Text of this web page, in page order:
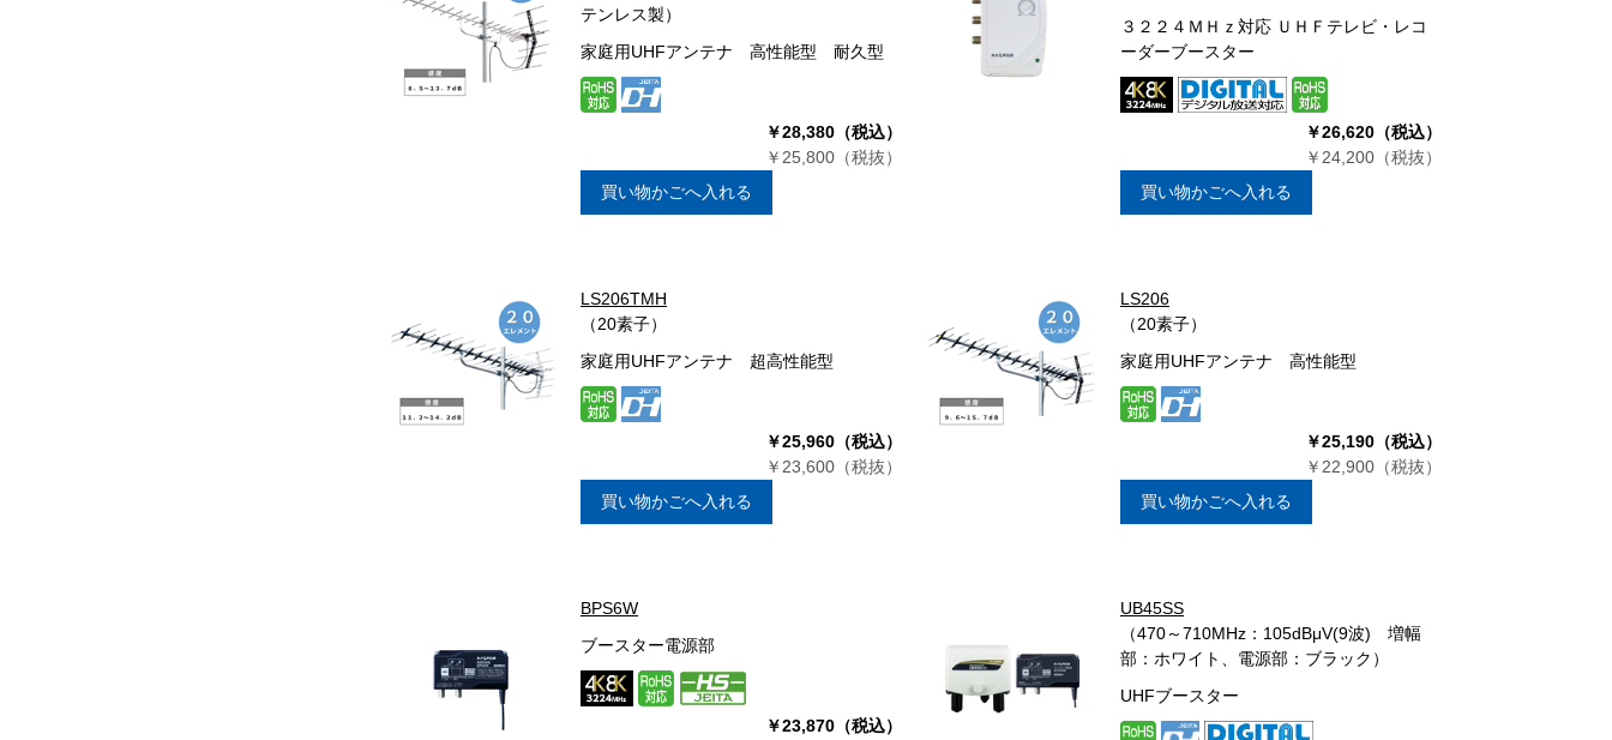
テンレス製）
家庭用UHFアンテナ 高性能型 耐久型
￥28,380（税込）
￥25,800（税抜）
買い物かごへ入れる
３２２４ＭＨｚ対応 ＵＨＦテレビ・レコ
ーダーブースター
￥26,620（税込）
￥24,200（税抜）
買い物かごへ入れる
LS206TMH
（20素子）
家庭用UHFアンテナ 超高性能型
￥25,960（税込）
￥23,600（税抜）
買い物かごへ入れる
LS206
（20素子）
家庭用UHFアンテナ 高性能型
￥25,190（税込）
￥22,900（税抜）
買い物かごへ入れる
BPS6W
ブースター電源部
￥23,870（税込）
UB45SS
（470～710MHz：105dBμV(9波) 増幅
部：ホワイト、電源部：ブラック）
UHFブースター